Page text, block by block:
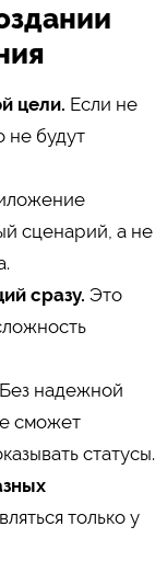
цели. Если не
не будут
сценарий, а не
сразу. Это
Без надежной
сможет
статусы.
только у